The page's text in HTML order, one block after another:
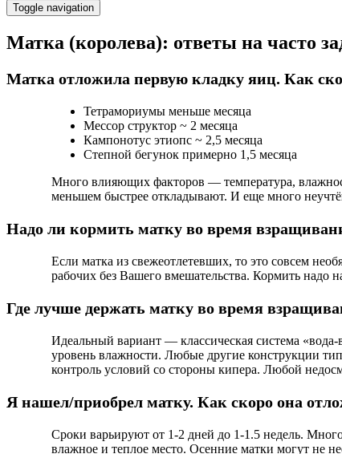
Toggle navigation
Матка (королева): ответы на часто
Матка отложила первую кладку яиц. Как
Тетрамориумы меньше месяца
Мессор структор ~ 2 месяца
Кампонотус этиопс ~ 2,5 месяца
Степной бегунок примерно 1,5 месяца
Много влияющих факторов — температура,
меньшем быстрее откладывают. И еще много
Надо ли кормить матку во время
Если матка из свежеотлетевших, то это совсем
рабочих без Вашего вмешательства. Кормить надо
Где лучше держать матку во время
Идеальный вариант — классическая система
уровень влажности. Любые другие конструкции
контроль условий со стороны кипера. Любой
Я нашел/приобрел матку. Как скоро она
Сроки варьируют от 1-2 дней до 1-1.5 недель.
влажное и теплое место. Осенние матки могут не